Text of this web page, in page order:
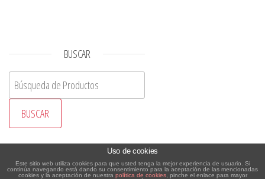
BUSCAR
Buscar:
CATEGORIAS DE LOS PRODUCTOSUso de cookies
Este sitio web utiliza cookies para que usted tenga la mejor experiencia de usuario. Si
continúa navegando está dando su consentimiento para la aceptación de las mencionadas
cookies y la aceptación de nuestra política de cookies, pinche el enlace para mayor